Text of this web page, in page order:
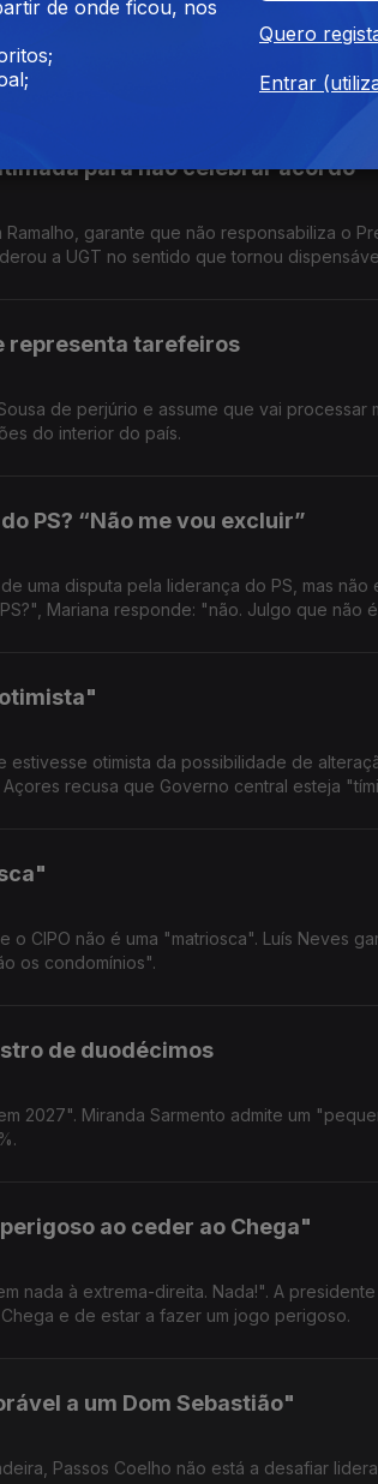
"Maria-vai-com-as-outras" não vai
lhe parece que lhe dará maior ganho".
para não celebrar acordo"
garante que não responsabiliza o
a UGT no sentido que tornou
representa tarefeiros
de perjúrio e assume que vai processar
do interior do país.
PS? “Não me vou excluir”
uma disputa pela liderança do PS, mas
Mariana responde: "não. Julgo que não
estivesse otimista da possibilidade de
recusa que Governo central esteja
o CIPO não é uma "matriosca". Luís Neves
os condomínios".
de duodécimos
2027". Miranda Sarmento admite um
ao ceder ao Chega"
nada à extrema-direita. Nada!". A
e de estar a fazer um jogo perigoso.
a um Dom Sebastião"
Passos Coelho não está a desafiar
de onde ficou, nos
Quero
Entrar